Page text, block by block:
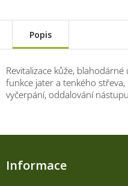
Popis
Revitalizace kůže,
funkce jater a tenkého
vyčerpání, oddalování
Informace